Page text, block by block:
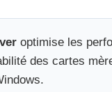
optimise les
des cartes